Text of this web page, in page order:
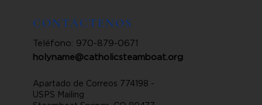
CONTÁCTENOS
Teléfono: 970-879-0671
holyname@catholicsteamboat.org
Apartado de Correos 774198 -
USPS Mailing